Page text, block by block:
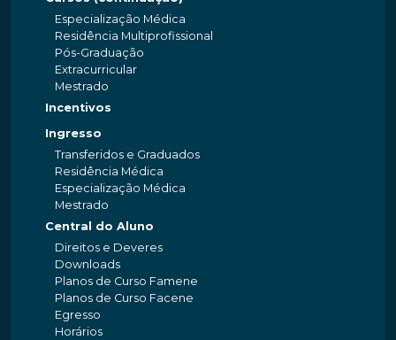
Especialização Médica
Residência Multiprofissional
Pós-Graduação
Extracurricular
Mestrado
Incentivos
Ingresso
Transferidos e Graduados
Residência Médica
Especialização Médica
Mestrado
Central do Aluno
Direitos e Deveres
Downloads
Planos de Curso Famene
Planos de Curso Facene
Egresso
Horários